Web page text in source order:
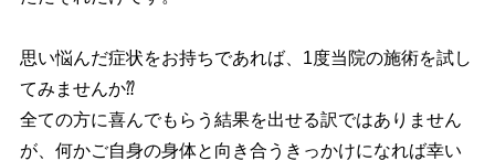
思い悩んだ症状をお持ちであれば、1度当院の施術を試し
てみませんか⁇
全ての方に喜んでもらう結果を出せる訳ではありません
が、何かご自身の身体と向き合うきっかけになれば幸い